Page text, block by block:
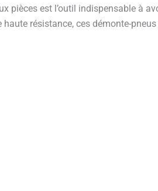
pièces est l’outil indispensable à
résistance, ces démonte-